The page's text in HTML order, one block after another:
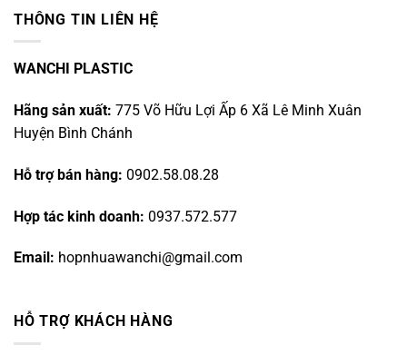
THÔNG TIN LIÊN HỆ
WANCHI PLASTIC
Hãng sản xuất: 775 Võ Hữu Lợi Ấp 6 Xã Lê Minh Xuân
Huyện Bình Chánh
Hỗ trợ bán hàng: 0902.58.08.28
Hợp tác kinh doanh: 0937.572.577
Email: hopnhuawanchi@gmail.com
HỖ TRỢ KHÁCH HÀNG